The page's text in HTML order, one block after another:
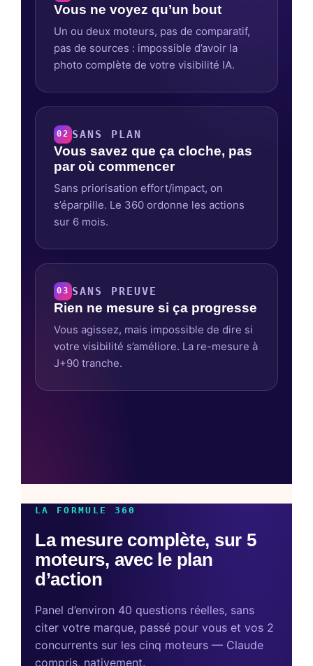
Vous ne voyez qu’un bout
Un ou deux moteurs, pas de comparatif,
pas de sources : impossible d’avoir la
photo complète de votre visibilité IA.
02 SANS PLAN
Vous savez que ça cloche, pas
par où commencer
Sans priorisation effort/impact, on
s’éparpille. Le 360 ordonne les actions
sur 6 mois.
03 SANS PREUVE
Rien ne mesure si ça progresse
Vous agissez, mais impossible de dire si
votre visibilité s’améliore. La re-mesure à
J+90 tranche.
LA FORMULE 360
La mesure complète, sur 5
moteurs, avec le plan
d’action
Panel d’environ 40 questions réelles, sans
citer votre marque, passé pour vous et vos 2
concurrents sur les cinq moteurs — Claude
compris, nativement.